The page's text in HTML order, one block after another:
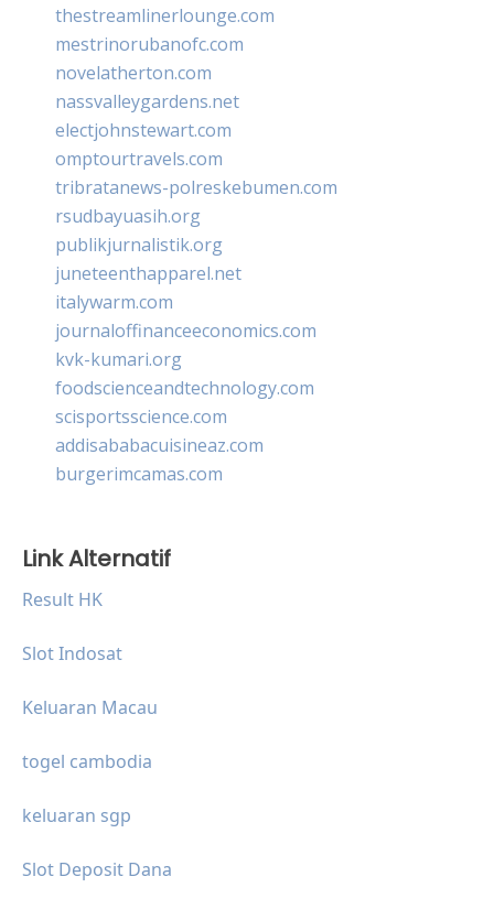
thestreamlinerlounge.com
mestrinorubanofc.com
novelatherton.com
nassvalleygardens.net
electjohnstewart.com
omptourtravels.com
tribratanews-polreskebumen.com
rsudbayuasih.org
publikjurnalistik.org
juneteenthapparel.net
italywarm.com
journaloffinanceeconomics.com
kvk-kumari.org
foodscienceandtechnology.com
scisportsscience.com
addisababacuisineaz.com
burgerimcamas.com
Link Alternatif
Result HK
Slot Indosat
Keluaran Macau
togel cambodia
keluaran sgp
Slot Deposit Dana